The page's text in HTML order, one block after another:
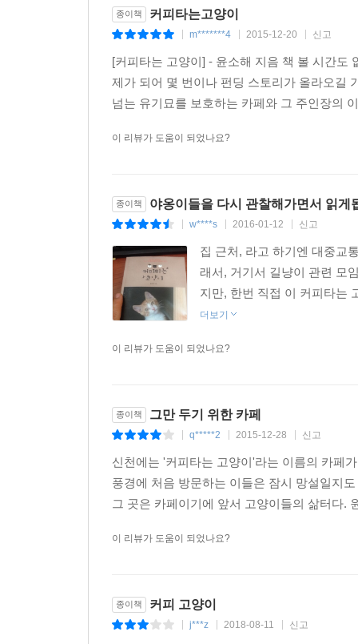
종이책 커피타는고양이
m*******4 2015-12-20 신고
[커피타는 고양이] - 윤소해 지음 책 볼 시간도
제가 되어 몇 번이나 펀딩 스토리가 올라오길
넘는 유기묘를 보호하는 카페와 그 주인장의
이 리뷰가 도움이 되었나요?
종이책 야옹이들을 다시 관찰해가면서 읽게
w****s 2016-01-12 신고
집 근처, 라고 하기엔 대중교
래서, 거기서 길냥이 관련 모
지만, 한번 직접 이 커피타는
더보기
이 리뷰가 도움이 되었나요?
종이책 그만 두기 위한 카페
q*****2 2015-12-28 신고
신천에는 '커피타는 고양이'라는 이름의 카페
풍경에 처음 방문하는 이들은 잠시 망설일지
그 곳은 카페이기에 앞서 고양이들의 삶터다.
이 리뷰가 도움이 되었나요?
종이책 커피 고양이
j***z 2018-08-11 신고